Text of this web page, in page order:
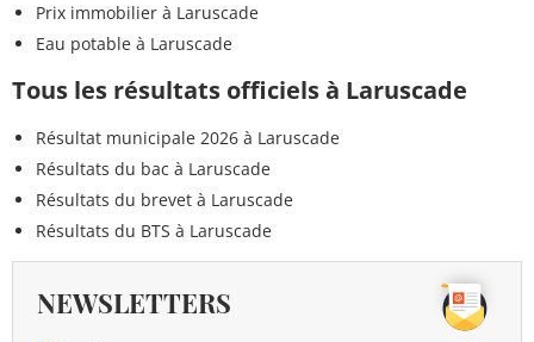
Prix immobilier à Laruscade
Eau potable à Laruscade
Tous les résultats officiels à Laruscade
Résultat municipale 2026 à Laruscade
Résultats du bac à Laruscade
Résultats du brevet à Laruscade
Résultats du BTS à Laruscade
NEWSLETTERS